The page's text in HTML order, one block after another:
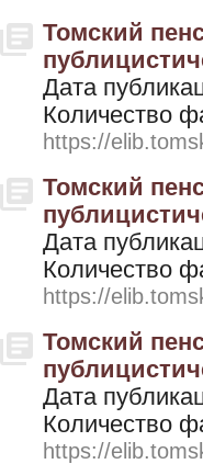
Томский
Дата
Количество
https://
Томский
Дата
Количество
https://
Томский
Дата
Количество
https://